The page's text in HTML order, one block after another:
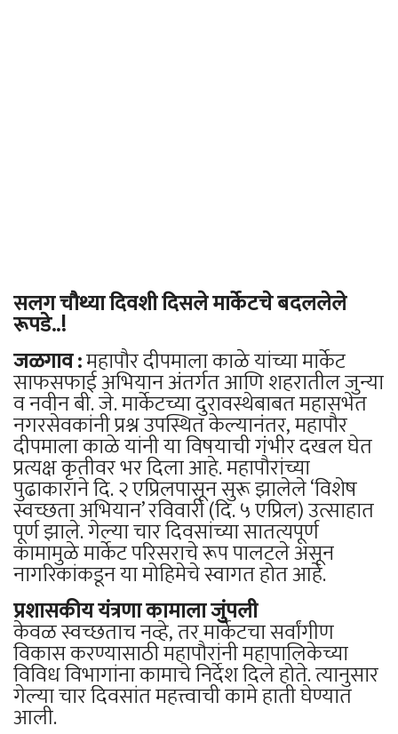
सलग चौथ्या दिवशी दिसले मार्केटचे बदललेले
रूपडे..!
जळगाव :महापौर दीपमाला काळे यांच्या मार्केट
साफसफाई अभियान अंतर्गत आणि शहरातील जुन्या
व नवीन बी. जे. मार्केटच्या दुरावस्थेबाबत महासभेत
नगरसेवकांनी प्रश्न उपस्थित केल्यानंतर, महापौर
दीपमाला काळे यांनी या विषयाची गंभीर दखल घेत
प्रत्यक्ष कृतीवर भर दिला आहे. महापौरांच्या
पुढाकाराने दि. २ एप्रिलपासून सुरू झालेले ‘विशेष
स्वच्छता अभियान’ रविवारी (दि. ५ एप्रिल) उत्साहात
पूर्ण झाले. गेल्या चार दिवसांच्या सातत्यपूर्ण
कामामुळे मार्केट परिसराचे रूप पालटले असून
नागरिकांकडून या मोहिमेचे स्वागत होत आहे.
प्रशासकीय यंत्रणा कामाला जुंपली
केवळ स्वच्छताच नव्हे, तर मार्केटचा सर्वांगीण
विकास करण्यासाठी महापौरांनी महापालिकेच्या
विविध विभागांना कामाचे निर्देश दिले होते. त्यानुसार
गेल्या चार दिवसांत महत्त्वाची कामे हाती घेण्यात
आली.